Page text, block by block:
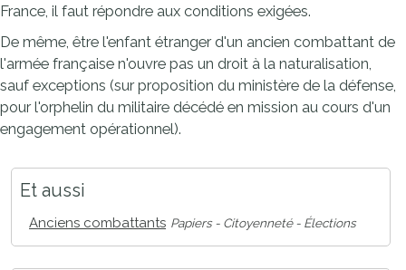
France, il faut répondre aux conditions exigées.
De même, être l'enfant étranger d'un ancien combattant de
l'armée française n'ouvre pas un droit à la naturalisation,
sauf exceptions (sur proposition du ministère de la défense,
pour l'orphelin du militaire décédé en mission au cours d'un
engagement opérationnel).
Et aussi
Anciens combattants Papiers - Citoyenneté - Élections